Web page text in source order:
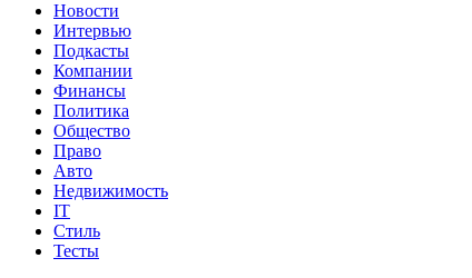
Новости
Интервью
Подкасты
Компании
Финансы
Политика
Общество
Право
Авто
Недвижимость
IT
Стиль
Тесты